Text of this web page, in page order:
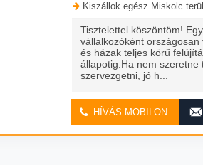
Kiszállok egész Miskolc
Tisztelettel köszöntöm!
vállalkozóként országosan
és házak teljes körű
állapotig.Ha nem szeretne
szervezgetni, jó h...
HÍVÁS MOBILON